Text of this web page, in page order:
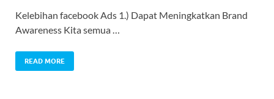
Kelebihan facebook Ads 1.) Dapat Meningkatkan Brand
Awareness Kita semua …
READ MORE